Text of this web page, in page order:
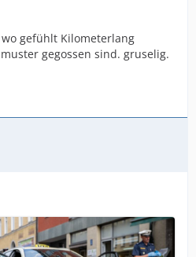
gefühlt Kilometerlang
gegossen sind. gruselig.